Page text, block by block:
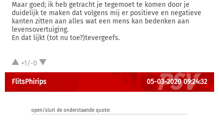
Maar goed; ik heb getracht je tegemoet te komen door je
duidelijk te maken dat volgens mij er positieve en negatieve
kanten zitten aan alles wat een mens kan bedenken aan
levensovertuiging.
En dat lijkt (tot nu toe?)tevergeefs.
+1/-0
FlitsPhirips 05-03-2020 09:24:32
open/sluit de onderstaande quote: